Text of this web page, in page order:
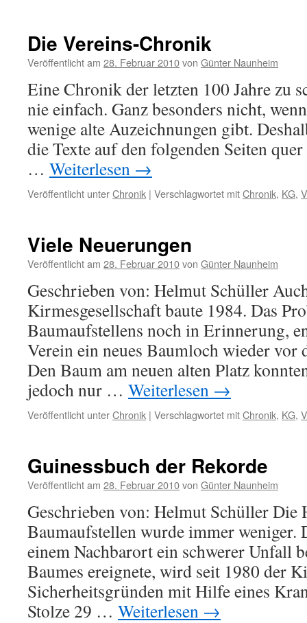
Arbeit,
eine
zu
organisieren?
Die Vereins-Chronik
Veröffentlicht am 28. Februar 2010von Günter Naunheim
Eine Chronik der letzten 100 Jahre zu
nie einfach. Ganz besonders nicht,
wenige alte Auzeichnungen gibt.
die Texte auf den folgenden Seiten
… Weiterlesen →
Veröffentlicht unterChronik | Verschlagwortet mitChronik, KG,
Viele Neuerungen
Veröffentlicht am 28. Februar 2010von Günter Naunheim
Geschrieben von: Helmut Schüller
Kirmesgesellschaft baute 1984. Das
Baumaufstellens noch in Erinnerung,
Verein ein neues Baumloch wieder vor
Den Baum am neuen alten Platz
jedoch nur … Weiterlesen →
Veröffentlicht unterChronik | Verschlagwortet mitChronik, KG,
Guinessbuch der Rekorde
Veröffentlicht am 28. Februar 2010von Günter Naunheim
Geschrieben von: Helmut Schüller Die
Baumaufstellen wurde immer weniger.
einem Nachbarort ein schwerer Unfall
Baumes ereignete, wird seit 1980 der
Sicherheitsgründen mit Hilfe eines
Stolze 29 … Weiterlesen →